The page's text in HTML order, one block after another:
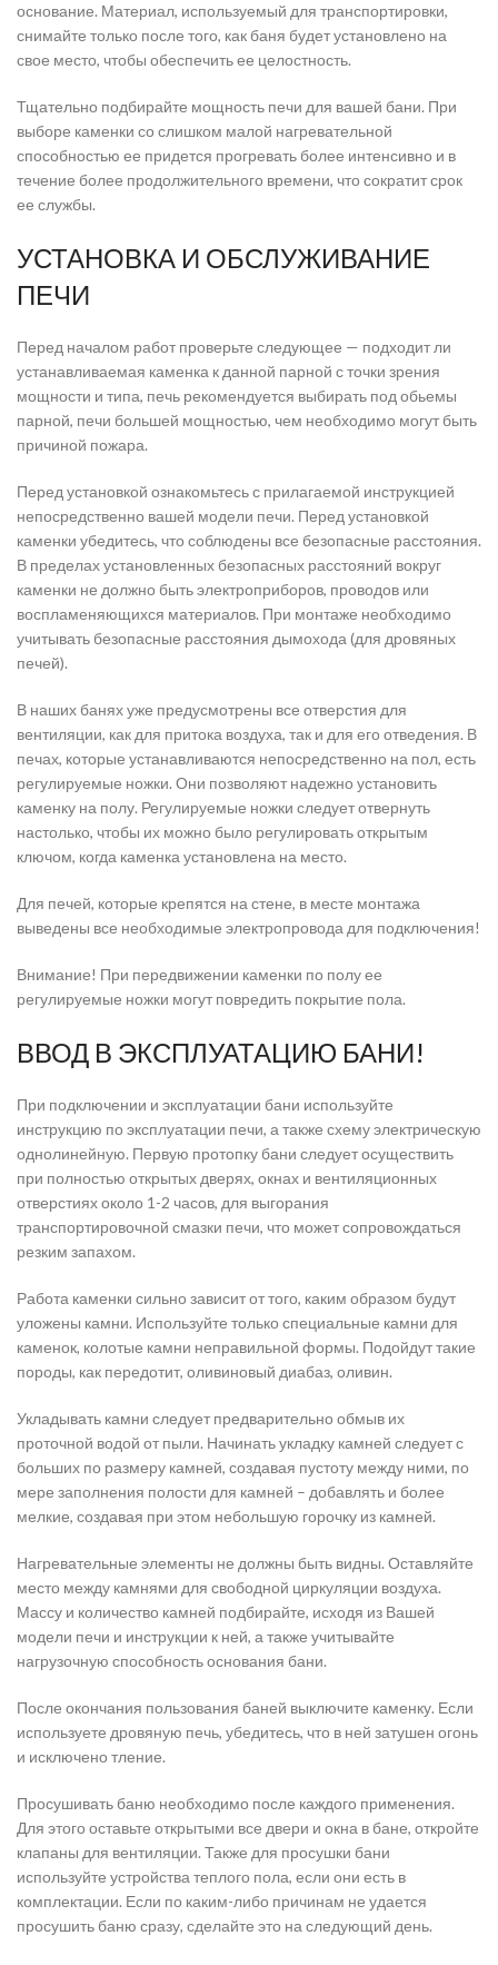
основание. Материал, используемый для транспортировки,
снимайте только после того, как баня будет установлено на
свое место, чтобы обеспечить ее целостность.
Тщательно подбирайте мощность печи для вашей бани. При
выборе каменки со слишком малой нагревательной
способностью ее придется прогревать более интенсивно и в
течение более продолжительного времени, что сократит срок
ее службы.
УСТАНОВКА И ОБСЛУЖИВАНИЕ
ПЕЧИ
Перед началом работ проверьте следующее — подходит ли
устанавливаемая каменка к данной парной с точки зрения
мощности и типа, печь рекомендуется выбирать под обьемы
парной, печи большей мощностью, чем необходимо могут быть
причиной пожара.
Перед установкой ознакомьтесь с прилагаемой инструкцией
непосредственно вашей модели печи. Перед установкой
каменки убедитесь, что соблюдены все безопасные расстояния.
В пределах установленных безопасных расстояний вокруг
каменки не должно быть электроприборов, проводов или
воспламеняющихся материалов. При монтаже необходимо
учитывать безопасные расстояния дымохода (для дровяных
печей).
В наших банях уже предусмотрены все отверстия для
вентиляции, как для притока воздуха, так и для его отведения. В
печах, которые устанавливаются непосредственно на пол, есть
регулируемые ножки. Они позволяют надежно установить
каменку на полу. Регулируемые ножки следует отвернуть
настолько, чтобы их можно было регулировать открытым
ключом, когда каменка установлена на место.
Для печей, которые крепятся на стене, в месте монтажа
выведены все необходимые электропровода для подключения!
Внимание! При передвижении каменки по полу ее
регулируемые ножки могут повредить покрытие пола.
ВВОД В ЭКСПЛУАТАЦИЮ БАНИ!
При подключении и эксплуатации бани используйте
инструкцию по эксплуатации печи, а также схему электрическую
однолинейную. Первую протопку бани следует осуществить
при полностью открытых дверях, окнах и вентиляционных
отверстиях около 1-2 часов, для выгорания
транспортировочной смазки печи, что может сопровождаться
резким запахом.
Работа каменки сильно зависит от того, каким образом будут
уложены камни. Используйте только специальные камни для
каменок, колотые камни неправильной формы. Подойдут такие
породы, как передотит, оливиновый диабаз, оливин.
Укладывать камни следует предварительно обмыв их
проточной водой от пыли. Начинать укладку камней следует с
больших по размеру камней, создавая пустоту между ними, по
мере заполнения полости для камней – добавлять и более
мелкие, создавая при этом небольшую горочку из камней.
Нагревательные элементы не должны быть видны. Оставляйте
место между камнями для свободной циркуляции воздуха.
Массу и количество камней подбирайте, исходя из Вашей
модели печи и инструкции к ней, а также учитывайте
нагрузочную способность основания бани.
После окончания пользования баней выключите каменку. Если
используете дровяную печь, убедитесь, что в ней затушен огонь
и исключено тление.
Просушивать баню необходимо после каждого применения.
Для этого оставьте открытыми все двери и окна в бане, откройте
клапаны для вентиляции. Также для просушки бани
используйте устройства теплого пола, если они есть в
комплектации. Если по каким-либо причинам не удается
просушить баню сразу, сделайте это на следующий день.